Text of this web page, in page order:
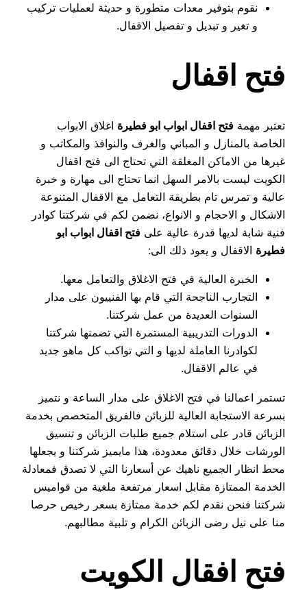
نقوم بتوفير معدات متطورة و حديثة لعمليات تركيب
و تغير و تبديل و تفصيل الاقفال.
فتح اقفال
تعتبر مهمة فتح اقفال ابواب ابو فطيرة اغلاق الابواب
الخاصة بالمنازل و المباني والغرف والنوافذ والمكاتب و
غيرها من الاماكن المغلقة التي تحتاج الى فتح اقفال
الكويت ليست بالامر السهل انما تحتاج الى مهارة و خبرة
عالية و تمرس تام بطريقة التعامل مع الاقفال المتنوعة
الاشكال و الاحجام و الانواع، نضمن لكم في شركتنا كوادر
فنية شابة لديها قدرة عالية على فتح اقفال ابواب ابو
فطيرة الاقفال و يعود ذلك الى:
الخبرة العالية في فتح الاغلاق والتعامل معها.
التجارب الناجحة التي قام بها الفنييون على مدار
السنوات العديدة من عمل شركتنا.
الدورات التدريبية المستمرة التي تضمنها شركتنا
لكوادرنا العاملة لديها و التي تواكب كل ماهو جديد
في عالم الاقفال.
تستمر اعمالنا في فتح الاغلاق على مدار الساعة و نتميز
بسرعة الاستجابة العالية للزبائن فالفريق المتخصص بخدمة
الزبائن قادر على استلام جميع طلبات الزبائن و تنسيق
الورشات خلال دقائق معدودة، هذا مايميز شركتنا و يجعلها
محط انظار الجميع ناهيك عن أسعارنا التي لا تصدق فمعادلة
الخدمة الممتازة مقابل اسعار مرتفعة ملغية من قواميس
شركتنا فنحن نقدم لكم خدمة ممتازة بسعر رخيص حرصا
منا على نيل رضى الزبائن الكرام و تلبية مطالبهم.
فتح افقال الكويت